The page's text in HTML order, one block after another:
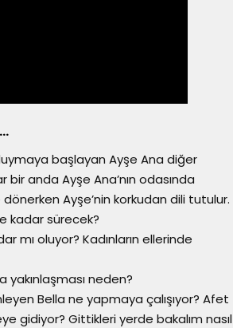
başlayan Ayşe Ana diğer
bir anda Ayşe Ana’nın odasında
Ayşe’nin korkudan dili tutulur.
kadar sürecek?
mı oluyor? Kadınların ellerinde
yakınlaşması neden?
Bella ne yapmaya çalışıyor? Afet
gidiyor? Gittikleri yerde bakalım nasıl